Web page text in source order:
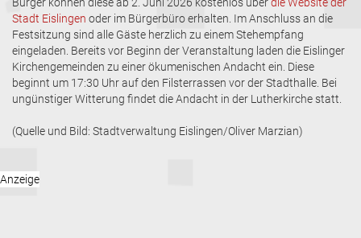
Stadt Eislingen oder im Bürgerbüro erhalten. Im Anschluss an die
Festsitzung sind alle Gäste herzlich zu einem Stehempfang
eingeladen. Bereits vor Beginn der Veranstaltung laden die Eislinger
Kirchengemeinden zu einer ökumenischen Andacht ein. Diese
beginnt um 17:30 Uhr auf den Filsterrassen vor der Stadthalle. Bei
ungünstiger Witterung findet die Andacht in der Lutherkirche statt.
(Quelle und Bild: Stadtverwaltung Eislingen/Oliver Marzian)